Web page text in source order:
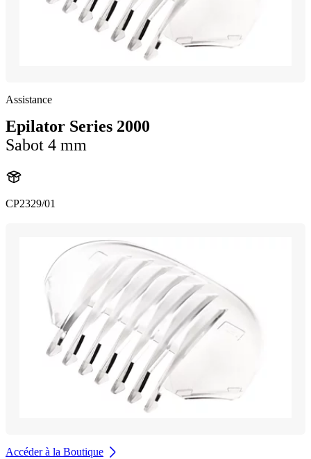
Assistance
Epilator Series 2000
Sabot 4 mm
CP2329/01
Accéder à la Boutique